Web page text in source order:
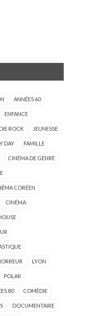
ANNÉES 60
ENFANCE
ROCK JEUNESSE
DAY FAMILLE
CINÉMA DE GENRE
CORÉEN
CINÉMA
LYON
POLAR
80 COMÉDIE
DOCUMENTAIRE